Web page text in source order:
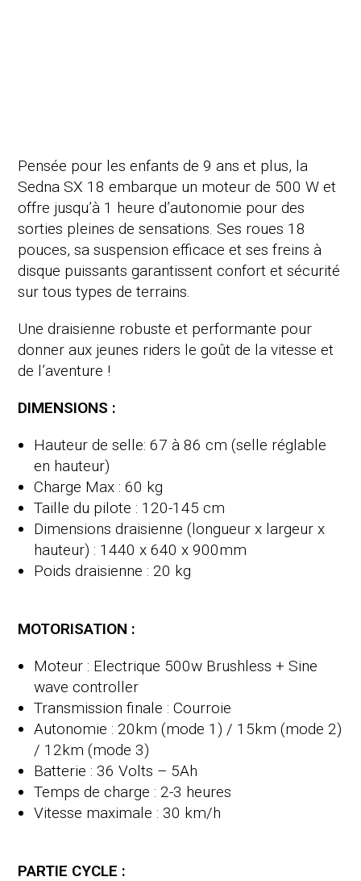
Pensée pour les enfants de 9 ans et plus, la
Sedna SX 18 embarque un moteur de 500 W et
offre jusqu’à 1 heure d’autonomie pour des
sorties pleines de sensations. Ses roues 18
pouces, sa suspension efficace et ses freins à
disque puissants garantissent confort et sécurité
sur tous types de terrains.
Une draisienne robuste et performante pour
donner aux jeunes riders le goût de la vitesse et
de l’aventure !
DIMENSIONS :
Hauteur de selle: 67 à 86 cm (selle réglable
en hauteur)
Charge Max : 60 kg
Taille du pilote : 120-145 cm
Dimensions draisienne (longueur x largeur x
hauteur) : 1440 x 640 x 900mm
Poids draisienne : 20 kg
MOTORISATION :
Moteur : Electrique 500w Brushless + Sine
wave controller
Transmission finale : Courroie
Autonomie : 20km (mode 1) / 15km (mode 2)
/ 12km (mode 3)
Batterie : 36 Volts – 5Ah
Temps de charge : 2-3 heures
Vitesse maximale : 30 km/h
PARTIE CYCLE :